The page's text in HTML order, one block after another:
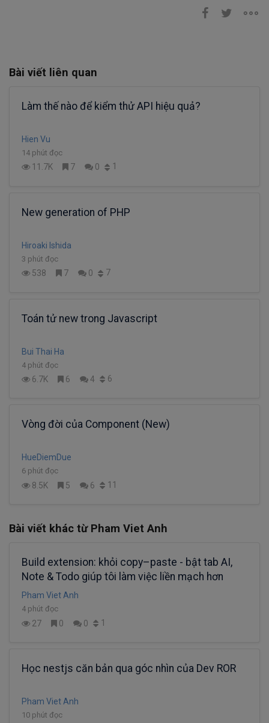
Bài viết liên quan
Làm thế nào để kiểm thử API hiệu quả?
Hien Vu
14 phút đọc
11.7K 7 0 1
New generation of PHP
Hiroaki Ishida
3 phút đọc
538 7 0 7
Toán tử new trong Javascript
Bui Thai Ha
4 phút đọc
6.7K 6 4 6
Vòng đời của Component (New)
HueDiemDue
6 phút đọc
8.5K 5 6 11
Bài viết khác từ Pham Viet Anh
Build extension: khỏi copy–paste - bật tab AI,
Note & Todo giúp tôi làm việc liền mạch hơn
Pham Viet Anh
4 phút đọc
27 0 0 1
Học nestjs căn bản qua góc nhìn của Dev ROR
Pham Viet Anh
10 phút đọc